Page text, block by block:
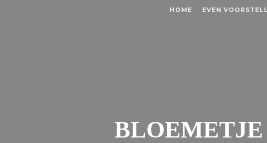
HOME EVEN
BLOEMETJE